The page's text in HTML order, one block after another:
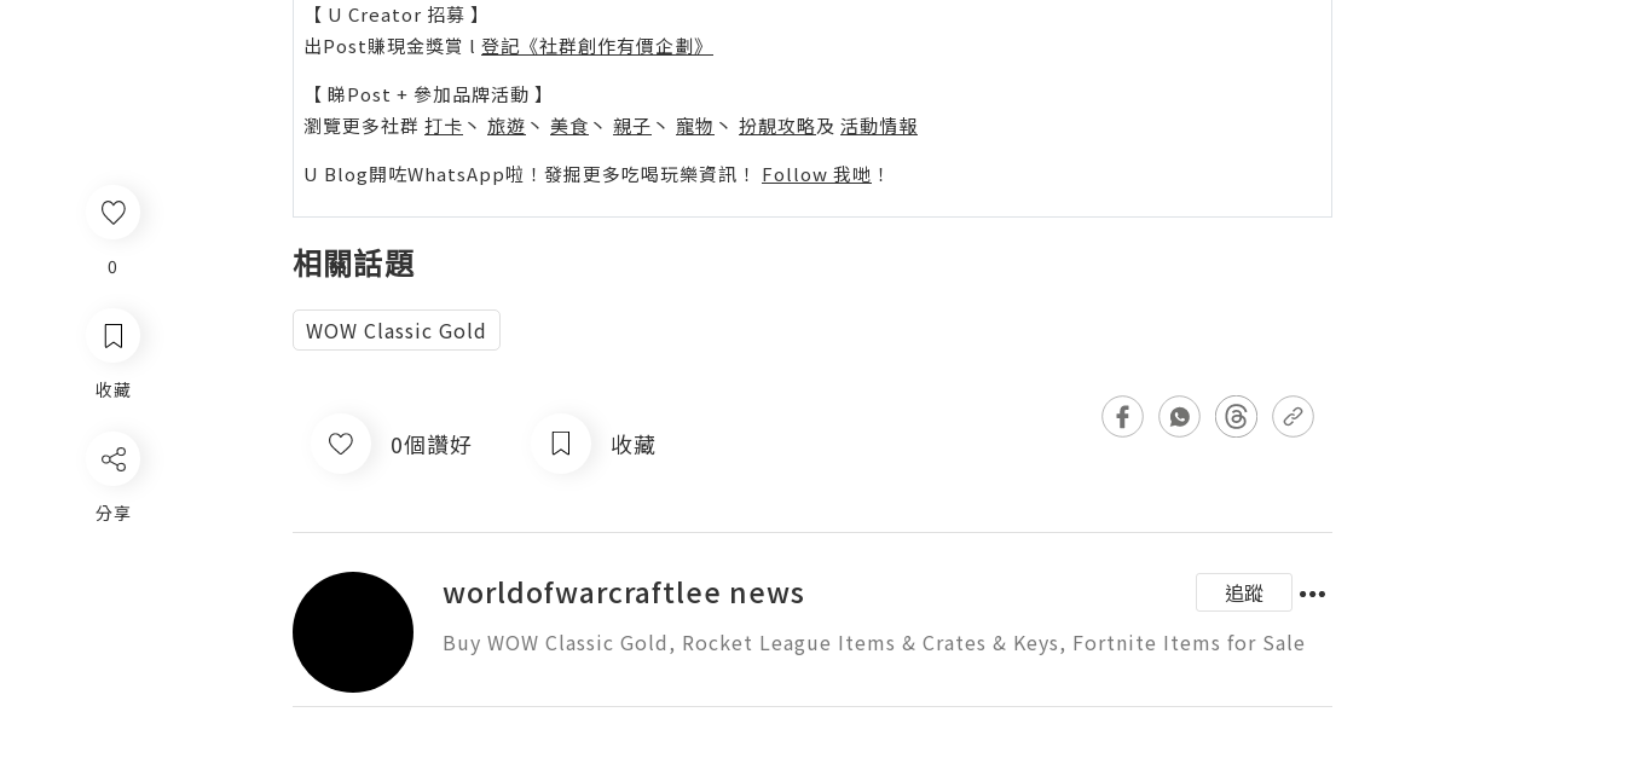
0
收藏
分享
【 U Creator 招募 】
出Post賺現金獎賞 l 登記《社群創作有價企劃》
【 睇Post + 參加品牌活動 】
瀏覽更多社群 打卡 丶 旅遊 丶 美食 丶 親子 丶 寵物 丶 扮靚攻略及 活動情報
U Blog開咗WhatsApp啦！發掘更多吃喝玩樂資訊！ Follow 我哋 ！
相關話題
WOW Classic Gold
0個讚好 收藏
worldofwarcraftlee news
追蹤
Buy WOW Classic Gold, Rocket League Items & Crates & Keys, Fortnite Items for Sale